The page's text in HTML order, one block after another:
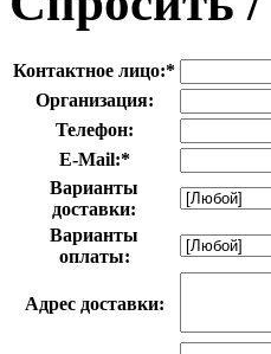
Контактное лицо:*
Организация:
Телефон:
E-Mail:*
Варианты
доставки:
Варианты
оплаты:
Адрес доставки: